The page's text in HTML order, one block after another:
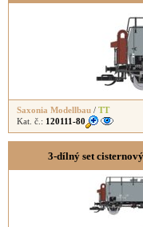
Saxonia Modellbau / TT
Kat. č.: 120111-80
3-dílný set